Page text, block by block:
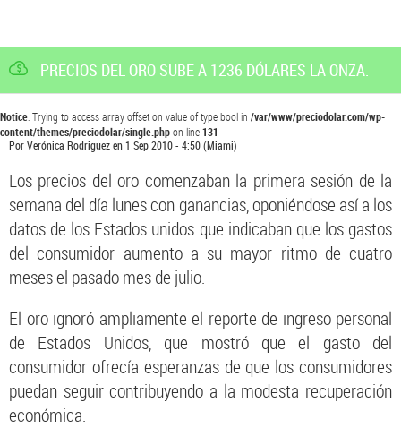
PRECIOS DEL ORO SUBE A 1236 DÓLARES LA ONZA.
Notice: Trying to access array offset on value of type bool in /var/www/preciodolar.com/wp-
content/themes/preciodolar/single.phpon line131
PorVerónica Rodriguezen1 Sep 2010 - 4:50(Miami)
Los precios del oro comenzaban la primera sesión de la
semana del día lunes con ganancias, oponiéndose así a los
datos de los Estados unidos que indicaban que los gastos
del consumidor aumento a su mayor ritmo de cuatro
meses el pasado mes de julio.
El oro ignoró ampliamente el reporte de ingreso personal
de Estados Unidos, que mostró que el gasto del
consumidor ofrecía esperanzas de que los consumidores
puedan seguir contribuyendo a la modesta recuperación
económica.